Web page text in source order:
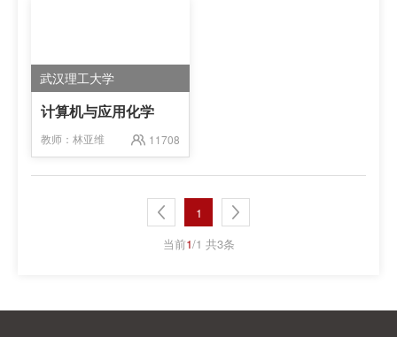
武汉理工大学
计算机与应用化学
教师： 林亚维 11708
1
当前1/1 共3条